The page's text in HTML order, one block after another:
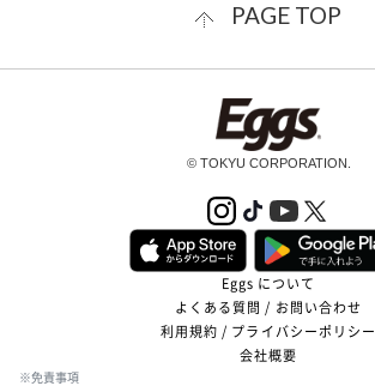
PAGE TOP
© TOKYU CORPORATION.
Eggs について
よくある質問 / お問い合わせ
利用規約 / プライバシーポリシー
会社概要
※免責事項